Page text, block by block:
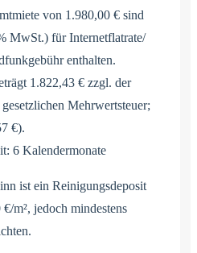
von 1.980,00 € sind
MwSt.) für Internetflatrate/
enthalten.
1.822,43 € zzgl. der
Mehrwertsteuer;
€).
6 Kalendermonate
ist ein Reinigungsdeposit
m², jedoch mindestens